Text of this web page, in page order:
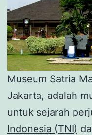
Museum Satria
Jakarta, adalah
untuk sejarah
Indonesia (TNI)